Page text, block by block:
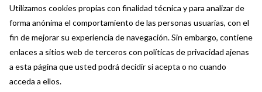
Utilizamos cookies propias con finalidad técnica y para analizar de
forma anónima el comportamiento de las personas usuarias, con el
fin de mejorar su experiencia de navegación. Sin embargo, contiene
enlaces a sitios web de terceros con políticas de privacidad ajenas
a esta página que usted podrá decidir si acepta o no cuando
acceda a ellos.
Utilizamos cookies propias con finalidad técnica y para analizar de
forma anónima el comportamiento de las personas usuarias, con el
fin de mejorar su experiencia de navegación. Sin embargo, contiene
enlaces a sitios web de terceros con políticas de privacidad ajenas
a esta página que usted podrá decidir si acepta o no cuando
acceda a ellos.
Utilizamos cookies propias con finalidad técnica y para analizar de
forma anónima el comportamiento de las personas usuarias, con el
fin de mejorar su experiencia de navegación. Sin embargo, contiene
enlaces a sitios web de terceros con políticas de privacidad ajenas
a esta página que usted podrá decidir si acepta o no cuando
acceda a ellos.
Noticias